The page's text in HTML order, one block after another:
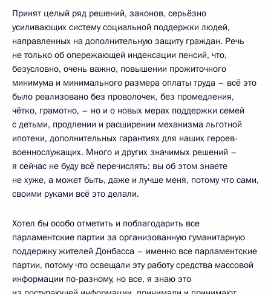
Принят целый ряд решений, законов, серьёзно
усиливающих систему социальной поддержки людей,
направленных на дополнительную защиту граждан. Речь
не только об опережающей индексации пенсий, что,
безусловно, очень важно, повышении прожиточного
минимума и минимального размера оплаты труда – всё это
было реализовано без проволочек, без промедления,
чётко, грамотно, – но и о новых мерах поддержки семей
с детьми, продлении и расширении механизма льготной
ипотеки, дополнительных гарантиях для наших героев-
военнослужащих. Много и других значимых решений –
я сейчас не буду всё перечислять: вы об этом знаете
не хуже, а может быть, даже и лучше меня, потому что сами,
своими руками всё это делали.
Хотел бы особо отметить и поблагодарить все
парламентские партии за организованную гуманитарную
поддержку жителей Донбасса – именно все парламентские
партии, потому что освещали эту работу средства массовой
информации по-разному, но все, я знаю это